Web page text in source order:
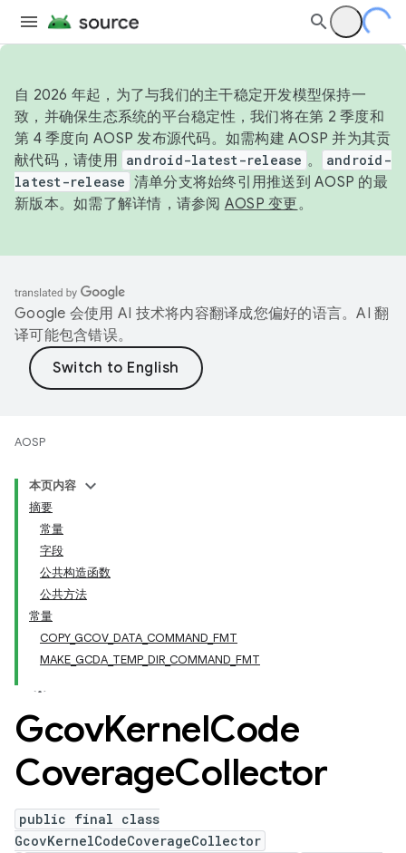
自 2026 年起，为了与我们的主干稳定开发模型保持一
致，并确保生态系统的平台稳定性，我们将在第 2 季度和
第 4 季度向 AOSP 发布源代码。如需构建 AOSP 并为其贡
献代码，请使用 android-latest-release 。
android-
latest-release 清单分支将始终引用推送到 AOSP 的最
新版本。如需了解详情，请参阅 AOSP 变更。
Google 会使用 AI 技术将内容翻译成您偏好的语言。AI 翻
译可能包含错误。
AOSP
本页内容
摘要
常量
字段
公共构造函数
公共方法
常量
COPY_GCOV_DATA_COMMAND_FMT
MAKE_GCDA_TEMP_DIR_COMMAND_FMT
GcovKernelCode
CoverageCollector
public final class
GcovKernelCodeCoverageCollector